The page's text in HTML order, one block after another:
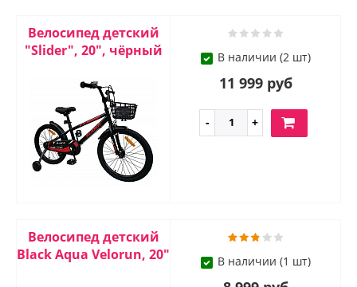
Велосипед детский
"Slider", 20", чёрный
В наличии (2 шт)
11 999 руб
Велосипед детский
Black Aqua Velorun, 20"
В наличии (1 шт)